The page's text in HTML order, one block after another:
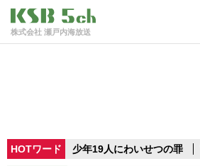
株式会社 瀬戸内海放送
HOTワード 少年19人にわいせつの罪